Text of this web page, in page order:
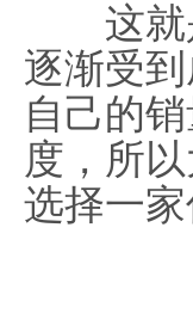
这就是
逐渐受
自己的
度，所
选择一